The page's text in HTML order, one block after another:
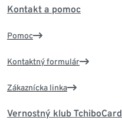
Kontakt a pomoc
Pomoc
Kontaktný formulár
Zákaznícka linka
Vernostný klub TchiboCard